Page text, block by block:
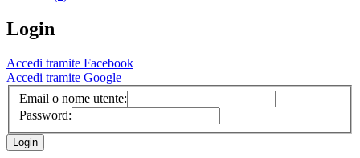
Login
Accedi tramite Facebook
Accedi tramite Google
Email o nome utente:
Password: